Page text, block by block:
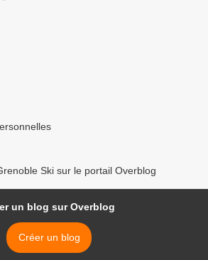
Ski sur le portail Overblog
un blog sur Overblog
Créer un blog